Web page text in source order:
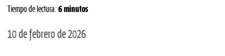
Tiempo de lectura: 6 minutos
10 de febrero de 2026